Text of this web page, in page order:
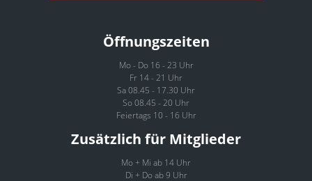
Öffnungszeiten
Mo - Do 16 - 23 Uhr
Fr 14 - 21 Uhr
Sa 08.45 - 17.30 Uhr
So 08.45 - 20 Uhr
Feiertags 10 - 16 Uhr
Zusätzlich für Mitglieder
Mo + Mi ab 14 Uhr
Di + Do ab 9 Uhr